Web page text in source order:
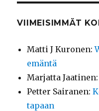
VIIMEISIMMÄT
Matti J Kuronen:
emäntä
Marjatta Jaatinen:
Petter Sairanen:
tapaan